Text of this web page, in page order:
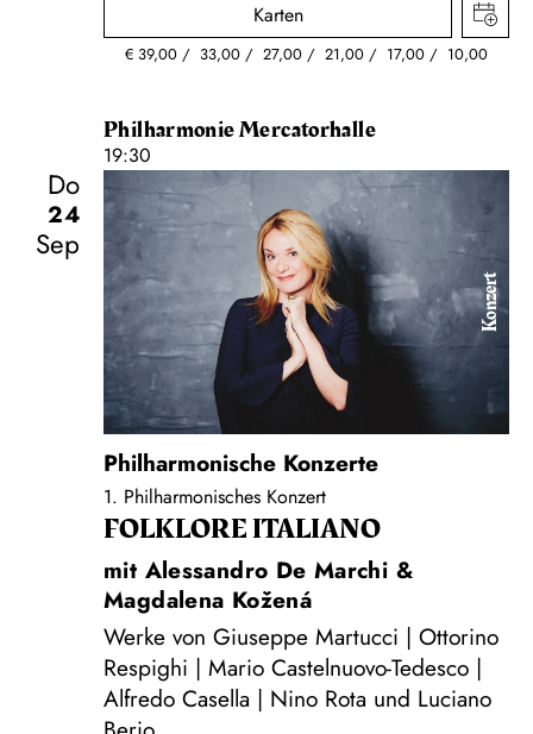
Karten
€ 39,00 33,00 27,00 21,00 17,00 10,00
Philharmonie Mercatorhalle
19:30
Do
24
Sep
Konzert
Philharmonische Konzerte
1. Philharmonisches Konzert
FOLKLORE ITALIANO
mit Alessandro De Marchi &
Magdalena Kožená
Werke von Giuseppe Martucci | Ottorino
Respighi | Mario Castelnuovo-Tedesco |
Alfredo Casella | Nino Rota und Luciano